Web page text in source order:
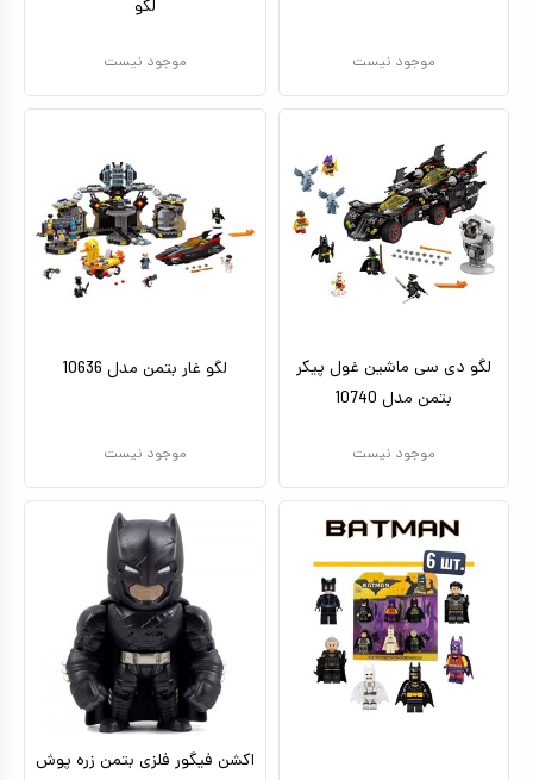
موجود نیست
لگو
موجود نیست
لگو دی سی ماشین غول پیکر
بتمن مدل 10740
موجود نیست
لگو غار بتمن مدل 10636
موجود نیست
اکشن فیگور فلزی بتمن زره پوش